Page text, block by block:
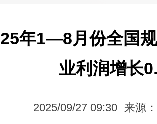
年1—8月份全国
业利润增长
2025/09/27 09:30 来源